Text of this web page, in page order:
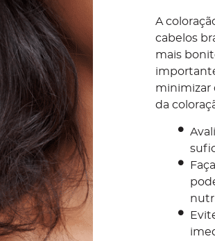
A
cabelos
mais
minimizar
da